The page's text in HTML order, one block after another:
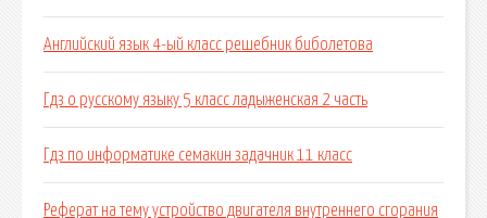
Английский язык 4-ый класс решебник биболетова
Гдз о русскому языку 5 класс ладыженская 2 часть
Гдз по информатике семакин задачник 11 класс
Реферат на тему устройство двигателя внутреннего сгорания